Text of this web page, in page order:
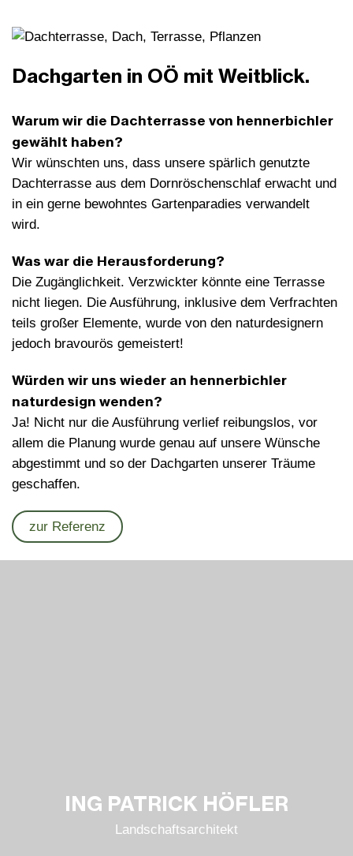
Dachgarten in OÖ mit Weitblick.
Warum wir die Dachterrasse von hennerbichler
gewählt haben?
Wir wünschten uns, dass unsere spärlich genutzte
Dachterrasse aus dem Dornröschenschlaf erwacht und
in ein gerne bewohntes Gartenparadies verwandelt
wird.
Was war die Herausforderung?
Die Zugänglichkeit. Verzwickter könnte eine Terrasse
nicht liegen. Die Ausführung, inklusive dem Verfrachten
teils großer Elemente, wurde von den naturdesignern
jedoch bravourös gemeistert!
Würden wir uns wieder an hennerbichler
naturdesign wenden?
Ja! Nicht nur die Ausführung verlief reibungslos, vor
allem die Planung wurde genau auf unsere Wünsche
abgestimmt und so der Dachgarten unserer Träume
geschaffen.
zur Referenz
ING PATRICK HÖFLER
Landschafts­architekt